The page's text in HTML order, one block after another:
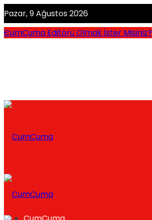
Pazar, 9 Ağustos 2026
CumCuma Editörü Olmak İster Misiniz?